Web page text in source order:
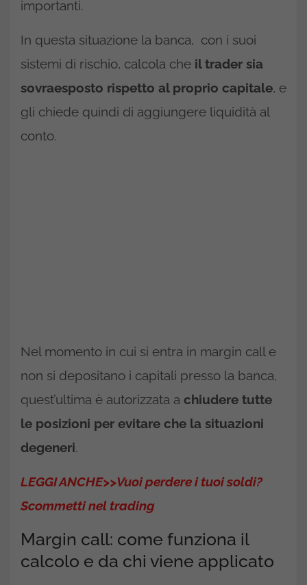
importanti.
In questa situazione la banca, con i suoi
sistemi di rischio, calcola che il trader sia
sovraesposto rispetto al proprio capitale, e
gli chiede quindi di aggiungere liquidità al
conto.
Nel momento in cui si entra in margin call e
non si depositano i capitali presso la banca,
quest’ultima è autorizzata a chiudere tutte
le posizioni per evitare che la situazioni
degeneri.
LEGGI ANCHE>>Vuoi perdere i tuoi soldi?
Scommetti nel trading
Margin call: come funziona il
calcolo e da chi viene applicato